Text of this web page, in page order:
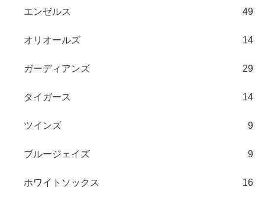
エンゼルス 49
オリオールズ 14
ガーディアンズ 29
タイガース 14
ツインズ 9
ブルージェイズ 9
ホワイトソックス 16